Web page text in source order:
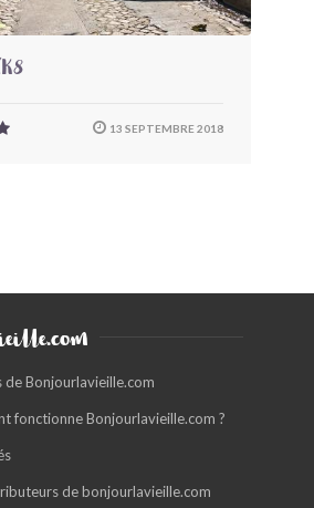
13 SEPTEMBRE 2018
de Bonjourlavieille.com
fonctionne Bonjourlavieille.com ?
de bonjourlavieille.com